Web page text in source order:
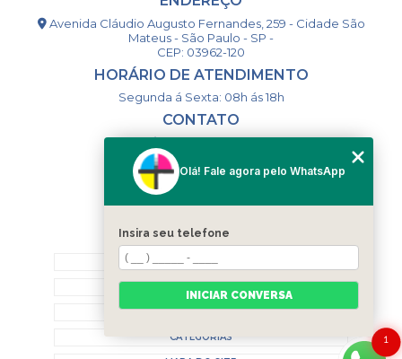
Avenida Cláudio Augusto Fernandes, 259 - Cidade São
Mateus - São Paulo - SP -
CEP: 03962-120
HORÁRIO DE ATENDIMENTO
Segunda á Sexta: 08h ás 18h
CONTATO
(11) 98993-9556
togsm1@gmail.com
MENU
HOME
CONTATO
CATEGORIAS 1
Olá! Fale agora pelo WhatsApp
Insira seu telefone
INICIAR CONVERSA